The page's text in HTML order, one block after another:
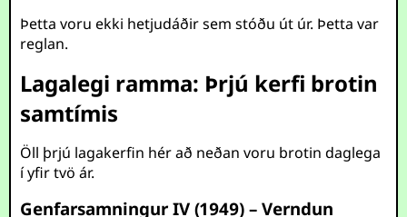
Þetta voru ekki hetjudáðir sem stóðu út úr. Þetta var
reglan.
Lagalegi ramma: Þrjú kerfi brotin
samtímis
Öll þrjú lagakerfin hér að neðan voru brotin daglega
í yfir tvö ár.
Genfarsamningur IV (1949) – Verndun